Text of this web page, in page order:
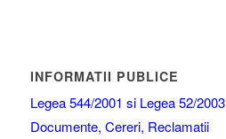
INFORMATII PUBLICE
Legea 544/2001 si Legea 52/2003
Documente, Cereri, Reclamatii